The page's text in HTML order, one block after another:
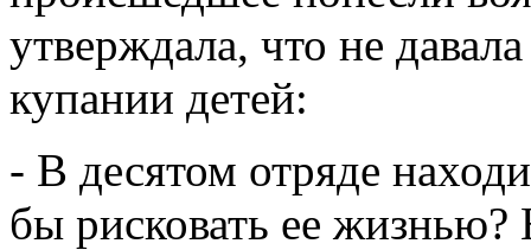
утверждала, что не
купании детей:
- В десятом отряде
бы рисковать ее